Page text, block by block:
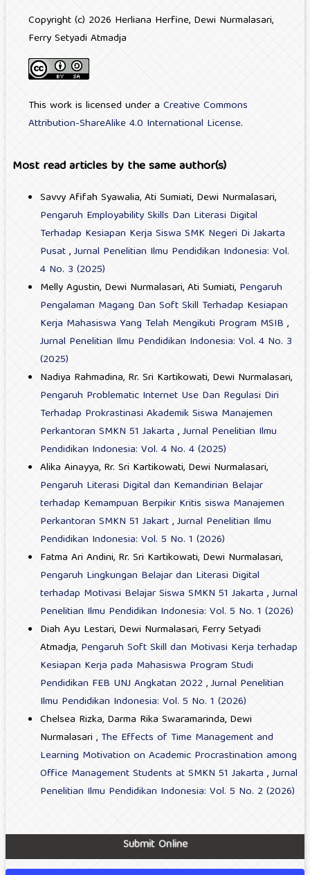
Copyright (c) 2026 Herliana Herfine, Dewi Nurmalasari,
Ferry Setyadi Atmadja
This work is licensed under a Creative Commons
Attribution-ShareAlike 4.0 International License.
Most read articles by the same author(s)
Savvy Afifah Syawalia, Ati Sumiati, Dewi Nurmalasari,
Pengaruh Employability Skills Dan Literasi Digital
Terhadap Kesiapan Kerja Siswa SMK Negeri Di Jakarta
Pusat,Jurnal Penelitian Ilmu Pendidikan Indonesia: Vol.
4 No. 3 (2025)
Melly Agustin, Dewi Nurmalasari, Ati Sumiati, Pengaruh
Pengalaman Magang Dan Soft Skill Terhadap Kesiapan
Kerja Mahasiswa Yang Telah Mengikuti Program MSIB ,
Jurnal Penelitian Ilmu Pendidikan Indonesia: Vol. 4 No. 3
(2025)
Nadiya Rahmadina, Rr. Sri Kartikowati, Dewi Nurmalasari,
Pengaruh Problematic Internet Use Dan Regulasi Diri
Terhadap Prokrastinasi Akademik Siswa Manajemen
Perkantoran SMKN 51 Jakarta ,Jurnal Penelitian Ilmu
Pendidikan Indonesia: Vol. 4 No. 4 (2025)
Alika Ainayya, Rr. Sri Kartikowati, Dewi Nurmalasari,
Pengaruh Literasi Digital dan Kemandirian Belajar
terhadap Kemampuan Berpikir Kritis siswa Manajemen
Perkantoran SMKN 51 Jakart,Jurnal Penelitian Ilmu
Pendidikan Indonesia: Vol. 5 No. 1 (2026)
Fatma Ari Andini, Rr. Sri Kartikowati, Dewi Nurmalasari,
Pengaruh Lingkungan Belajar dan Literasi Digital
terhadap Motivasi Belajar Siswa SMKN 51 Jakarta ,Jurnal
Penelitian Ilmu Pendidikan Indonesia: Vol. 5 No. 1 (2026)
Diah Ayu Lestari, Dewi Nurmalasari, Ferry Setyadi
Atmadja, Pengaruh Soft Skill dan Motivasi Kerja terhadap
Kesiapan Kerja pada Mahasiswa Program Studi
Pendidikan FEB UNJ Angkatan 2022 ,Jurnal Penelitian
Ilmu Pendidikan Indonesia: Vol. 5 No. 1 (2026)
Chelsea Rizka, Darma Rika Swaramarinda, Dewi
Nurmalasari , The Effects of Time Management and
Learning Motivation on Academic Procrastination among
Office Management Students at SMKN 51 Jakarta ,Jurnal
Penelitian Ilmu Pendidikan Indonesia: Vol. 5 No. 2 (2026)
Submit Online